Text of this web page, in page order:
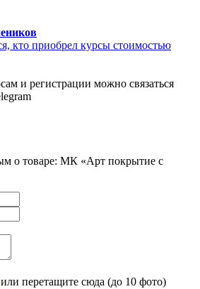
кто приобрел курсы стоимостью
и регистрации можно связаться
о товаре: МК «Арт покрытие с
или перетащите сюда (до 10 фото)